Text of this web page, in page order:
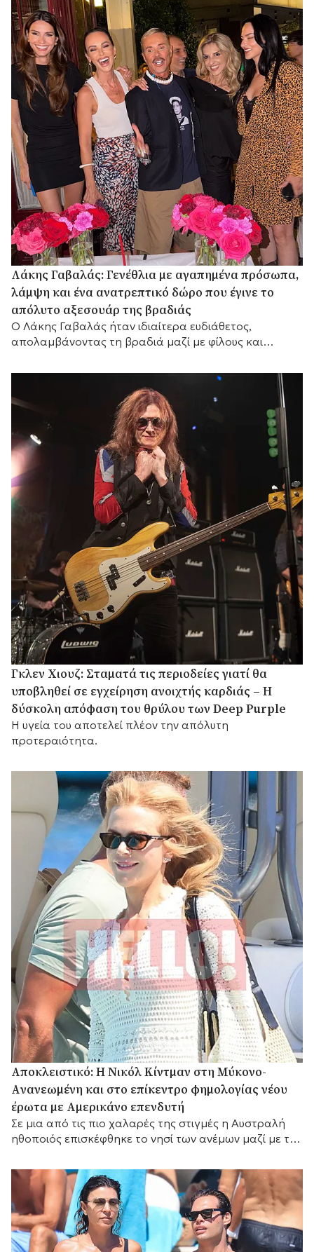
Λάκης Γαβαλάς: Γενέθλια με αγαπημένα πρόσωπα,
λάμψη και ένα ανατρεπτικό δώρο που έγινε το
απόλυτο αξεσουάρ της βραδιάς
Ο Λάκης Γαβαλάς ήταν ιδιαίτερα ευδιάθετος,
απολαμβάνοντας τη βραδιά μαζί με φίλους και
Γκλεν Χιουζ: Σταματά τις περιοδείες γιατί θα
υποβληθεί σε εγχείρηση ανοιχτής καρδιάς – Η
δύσκολη απόφαση του θρύλου των Deep Purple
Η υγεία του αποτελεί πλέον την απόλυτη
προτεραιότητα.
Αποκλειστικό: Η Νικόλ Κίντμαν στη Μύκονο-
Aνανεωμένη και στο επίκεντρο φημολογίας νέου
έρωτα με Αμερικάνο επενδυτή
Σε μια από τις πιο χαλαρές της στιγμές η Αυστραλή
ηθοποιός επισκέφθηκε το νησί των ανέμων μαζί με τη
καλλιτέχνη Μάρκο Περέγκο.